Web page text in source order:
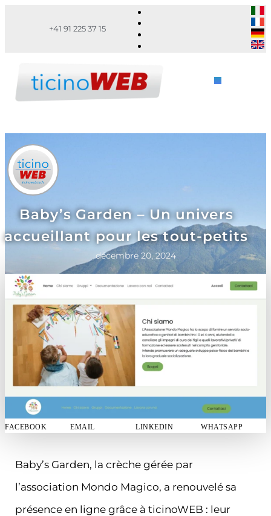
+41 91 225 37 15
Baby’s Garden – Un univers
accueillant pour les tout-petits
décembre 20, 2024
FACEBOOK EMAIL LINKEDIN WHATSAPP
Baby’s Garden, la crèche gérée par
l’association Mondo Magico, a renouvelé sa
présence en ligne grâce à ticinoWEB : leur